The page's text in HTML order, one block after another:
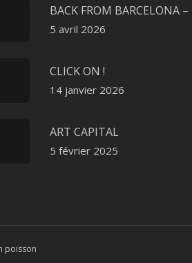
BACK FROM BARCELONA
5 avril 2026
CLICK ON !
14 janvier 2026
ART CAPITAL
5 février 2025
poisson